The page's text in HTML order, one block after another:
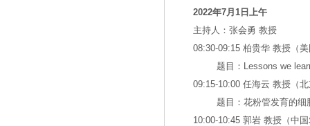
2022年7月1 日上午
主持人：张会勇 教授
08:30-09:15 柏贵华 教授（
题目： Lessons we
09:15-10:00 任海云 教授（
题目：花粉管发育的细
10:00-10:45 郭岩 教授（中